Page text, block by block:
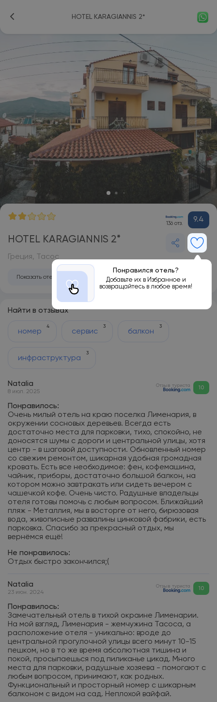
HOTEL KARAGIANNIS 2*
136 отз. 9.4
HOTEL KARAGIANNIS 2*
Понравился отель?
Добавьте их в Избранное и
возвращайтесь в любое время!
Греция, Тасос
Показать отель на карте
Найти в отзывах
номер
4
сервис
3
балкон
3
инфраструктура
3
Natalia
8 июл. 2025
Отзыв туриста 10
Понравилось:
Очень милый отель на краю поселка Лименария, в
окружении сосновых деревьев. Всегда есть
достаточно места для парковки, тихо, спокойно, не
доносятся шумы с дороги и центральной улицы, хотя
центр - в шаговой доступности. Обновленный номер
со свежим ремонтом, шикарная удобная громадная
кровать. Есть все необходимое: фен, кофемашина,
чайник, приборы, достаточно большой балкон, на
котором можно завтракать или сидеть вечером с
чашечкой кофе. Очень чисто. Радушные владельцы
отеля готовы помочь с любым вопросом. Ближайший
пляж - Металлия, мы в восторге от него, бирюзовая
вода, живописные развалины цинковой фабрики, есть
парковка. Спасибо за прекрасный отдых, мы
вернёмся ещё!
Не понравилось:
Отдых быстро закончился;(
Natalia
23 июн. 2024
Отзыв туриста 10
Понравилось:
Замечательный отель в тихой окраине Лименарии.
На мой взгляд, Лименария - жемчужина Тасоса, а
расположение отеля - уникально: вроде до
центральной прогулочной улицы всего минут 10-15
пешком, но в то же время абсолютная тишина и
покой, просыпаешься под пиликанье цикад. Много
места для парковки, радушные хозяева - помогают с
любым вопросом, принимают, как родных.
Функциональный и просторный номер с шикарным
балконом с видом на сад. Неплохой вайфай.